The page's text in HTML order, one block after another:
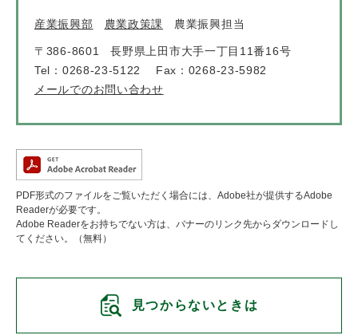
産業振興部 農業政策課 農業振興担当
〒386-8601
長野県上田市大手一丁目11番16号
Tel：0268-23-5122
Fax：0268-23-5982
メールでのお問い合わせ
PDF形式のファイルをご覧いただく場合には、Adobe社が提供するAdobe
Readerが必要です。
Adobe Readerをお持ちでない方は、バナーのリンク先からダウンロードし
てください。（無料）
見つからないときは